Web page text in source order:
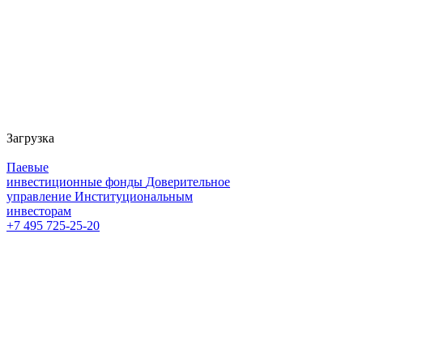
Загрузка
Паевые
инвестиционные фонды Доверительное
управление Институциональным
инвесторам
+7 495 725-25-20